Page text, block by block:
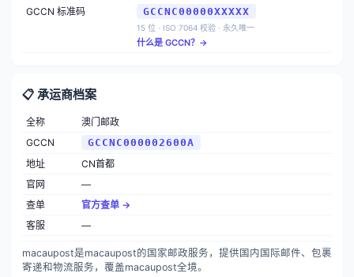
GCCN 标准码 GCCNC00000XXXXX
15 位 · ISO 7064 校验 · 永久唯一
什么是 GCCN？→
📋 承运商档案
全称
澳门邮政
GCCN
GCCNC000002600A
地址
CN首都
官网
—
查单
官方查单 →
客服
—
macaupost是macaupost的国家邮政服务，提供国内国际邮件、包裹
寄递和物流服务，覆盖macaupost全境。